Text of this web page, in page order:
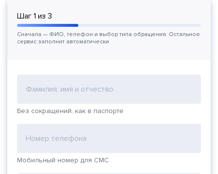
Шаг 1 из 3
Сначала — ФИО, телефон и выбор типа обращения. Остальное
сервис заполнит автоматически
Фамилия, имя и отчество
Без сокращений, как в паспорте
Номер телефона
Мобильный номер для СМС